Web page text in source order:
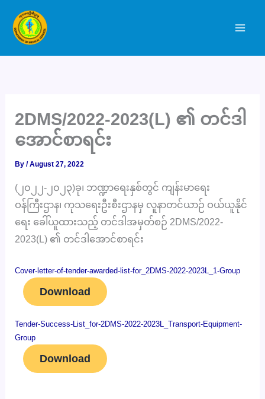
content
2DMS/2022-2023(L) ၏ တင်ဒါ
အောင်စာရင်း
By/August 27, 2022
(၂၀၂၂-၂၀၂၃)ခု၊ ဘဏ္ဍာရေးနှစ်တွင် ကျန်းမာရေး
ဝန်ကြီးဌာန၊ ကုသရေးဦးစီးဌာနမှ လူနာတင်ယာဉ် ဝယ်ယူနိုင်
ရေး ခေါ်ယူထားသည့် တင်ဒါအမှတ်စဉ် 2DMS/2022-
2023(L) ၏ တင်ဒါအောင်စာရင်း
Cover-letter-of-tender-awarded-list-for_2DMS-2022-2023L_1-Group
Download
Tender-Success-List_for-2DMS-2022-2023L_Transport-Equipment-
Group
Download